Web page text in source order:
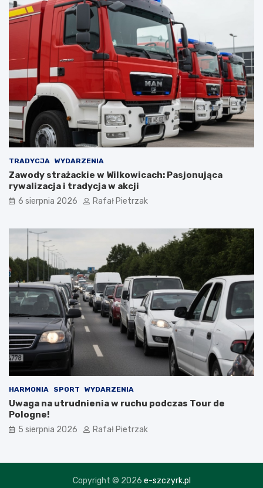
TRADYCJA WYDARZENIA
Zawody strażackie w Wilkowicach: Pasjonująca
rywalizacja i tradycja w akcji
6 sierpnia 2026 Rafał Pietrzak
HARMONIA SPORT WYDARZENIA
Uwaga na utrudnienia w ruchu podczas Tour de
Pologne!
5 sierpnia 2026 Rafał Pietrzak
Copyright © 2026 e-szczyrk.pl